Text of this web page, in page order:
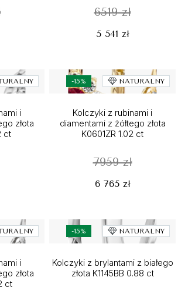
6519 zł
5 541 zł
i
złota
ct
-15% NATURALNY
Kolczyki z rubinami i
diamentami z żółtego złota
K0601ZR 1.02 ct
7959 zł
6 765 zł
i
złota
ct
-15% NATURALNY
Kolczyki z brylantami z białego
złota K1145BB 0.88 ct